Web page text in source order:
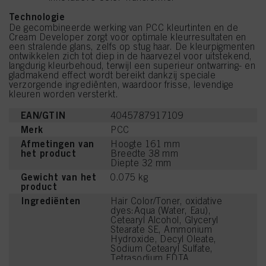
Technologie
De gecombineerde werking van PCC kleurtinten en de
Cream Developer zorgt voor optimale kleurresultaten en
een stralende glans, zelfs op stug haar. De kleurpigmenten
ontwikkelen zich tot diep in de haarvezel voor uitstekend,
langdurig kleurbehoud, terwijl een superieur ontwarring- en
gladmakend effect wordt bereikt dankzij speciale
verzorgende ingrediënten, waardoor frisse, levendige
kleuren worden versterkt.
EAN/GTIN 4045787917109
Merk PCC
Afmetingen van
het product
Hoogte 161 mm
Breedte 38 mm
Diepte 32 mm
Gewicht van het
product
0.075 kg
Ingrediënten
Hair Color/Toner, oxidative
dyes:Aqua (Water, Eau),
Cetearyl Alcohol, Glyceryl
Stearate SE, Ammonium
Hydroxide, Decyl Oleate,
Sodium Cetearyl Sulfate,
Tetrasodium EDTA,